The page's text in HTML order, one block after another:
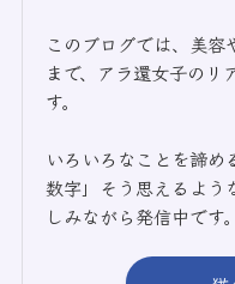
このブログでは、美容
まで、アラ還女子のリ
す。
いろいろなことを諦め
数字」そう思えるよう
しみながら発信中です。